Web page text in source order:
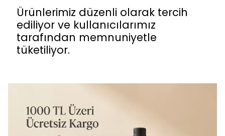
Ürünlerimiz düzenli olarak tercih
ediliyor ve kullanıcılarımız
tarafından memnuniyetle
tüketiliyor.